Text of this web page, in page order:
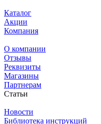
Каталог
Акции
Компания
О компании
Отзывы
Реквизиты
Магазины
Партнерам
Статьи
Новости
Библиотека инструкций